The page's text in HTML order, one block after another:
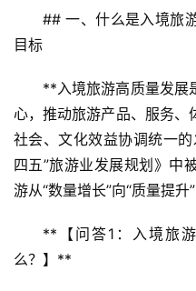
## 一、什么是入境旅
目标
**入境旅游高质量发展
心，推动旅游产品、服务、
社会、文化效益协调统一
四五”旅游业发展规划》中
游从“数量增长”向“质量提升
**【问答1：入境旅
么？】**